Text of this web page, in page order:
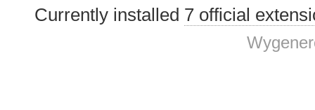
Currently installed 7 official